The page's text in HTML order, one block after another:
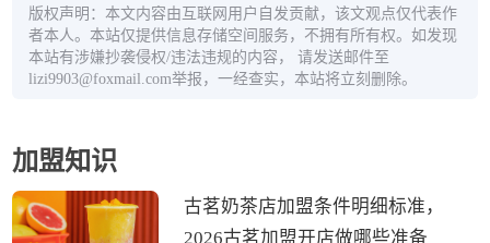
版权声明：本文内容由互联网用户自发贡献，该文观点仅代表作
者本人。本站仅提供信息存储空间服务，不拥有所有权。如发现
本站有涉嫌抄袭侵权/违法违规的内容， 请发送邮件至
lizi9903@foxmail.com举报，一经查实，本站将立刻删除。
加盟知识
古茗奶茶店加盟条件明细标准，
2026古茗加盟开店做哪些准备